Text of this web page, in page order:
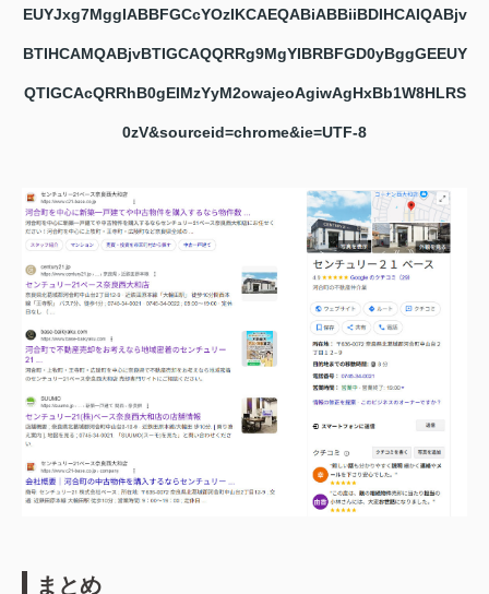
EUYJxg7MggIABBFGCcYOzIKCAEQABiABBiiBDIHCAIQABjv
BTIHCAMQABjvBTIGCAQQRRg9MgYIBRBFGD0yBggGEEUY
QTIGCAcQRRhB0gEIMzYyM2owajeoAgiwAgHxBb1W8HLRS
0zV&sourceid=chrome&ie=UTF-8
まとめ